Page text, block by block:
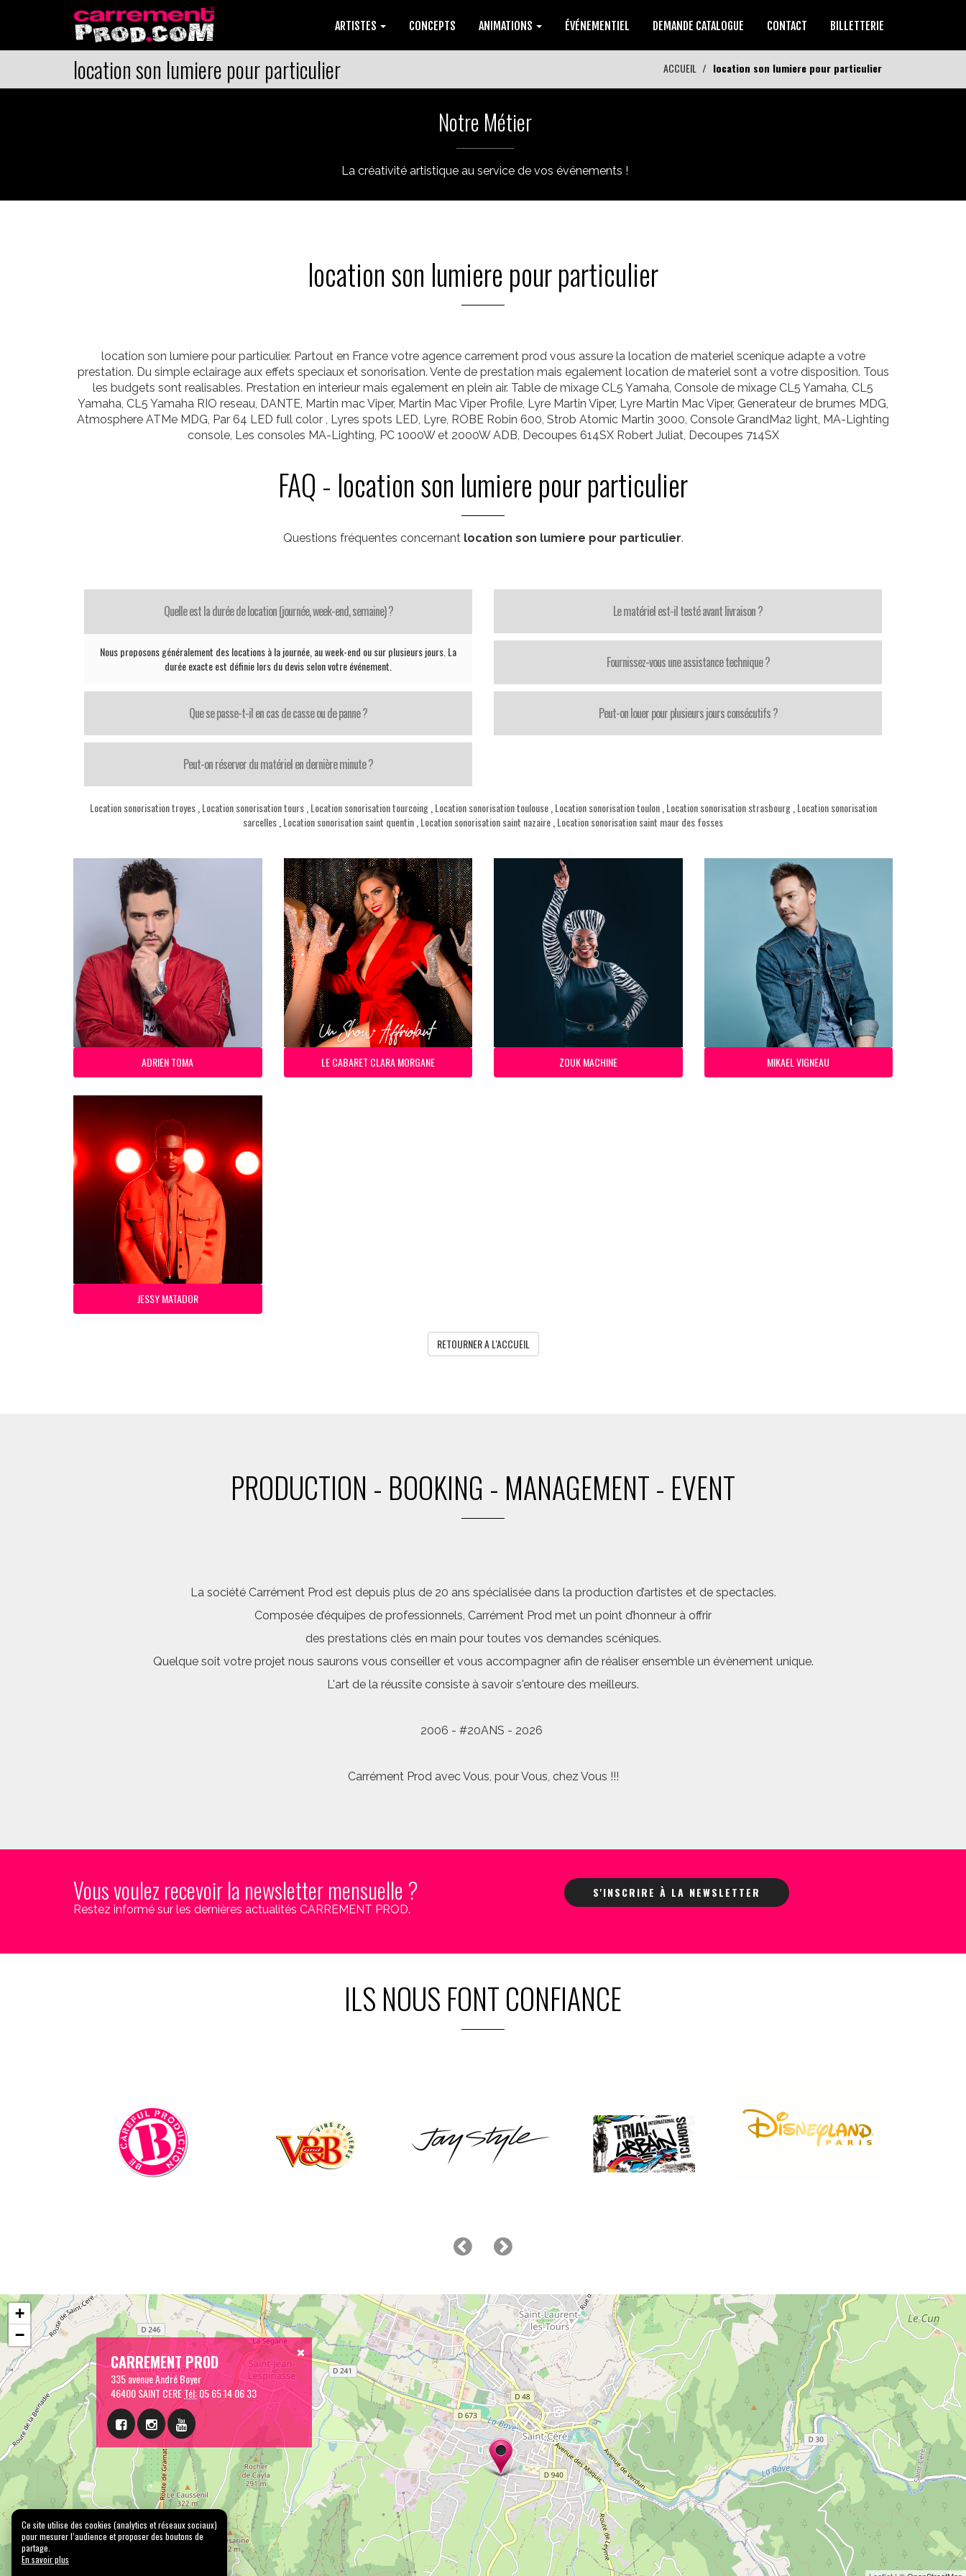
ARTISTES CONCEPTS ANIMATIONS ÉVÉNEMENTIEL DEMANDE CATALOGUE CONTACT BILLETTERIE
location son lumiere pour particulier ACCUEIL location son lumiere pour particulier
Notre Métier
La créativité artistique au service de vos événements !
location son lumiere pour particulier
location son lumiere pour particulier. Partout en France votre agence carrement prod vous assure la location de materiel scenique adapte a votre
prestation. Du simple eclairage aux effets speciaux et sonorisation. Vente de prestation mais egalement location de materiel sont a votre disposition. Tous
les budgets sont realisables. Prestation en interieur mais egalement en plein air. Table de mixage CL5 Yamaha, Console de mixage CL5 Yamaha, CL5
Yamaha, CL5 Yamaha RIO reseau, DANTE, Martin mac Viper, Martin Mac Viper Profile, Lyre Martin Viper, Lyre Martin Mac Viper, Generateur de brumes MDG,
Atmosphere ATMe MDG, Par 64 LED full color , Lyres spots LED, Lyre, ROBE Robin 600, Strob Atomic Martin 3000, Console GrandMa2 light, MA-Lighting
console, Les consoles MA-Lighting, PC 1000W et 2000W ADB, Decoupes 614SX Robert Juliat, Decoupes 714SX
FAQ - location son lumiere pour particulier
Questions fréquentes concernant location son lumiere pour particulier.
Quelle est la durée de location (journée, week-end, semaine) ?
Nous proposons généralement des locations à la journée, au week-end ou sur plusieurs jours. La
durée exacte est définie lors du devis selon votre événement.
Que se passe-t-il en cas de casse ou de panne ?
Peut-on réserver du matériel en dernière minute ?
Le matériel est-il testé avant livraison ?
Fournissez-vous une assistance technique ?
Peut-on louer pour plusieurs jours consécutifs ?
Location sonorisation troyes, Location sonorisation tours, Location sonorisation tourcoing, Location sonorisation toulouse, Location sonorisation toulon, Location sonorisation strasbourg, Location sonorisation
sarcelles Location sonorisation saint quentin Location sonorisation saint nazaire Location sonorisation saint maur des fosses
ADRIEN TOMA LE CABARET CLARA MORGANE ZOUK MACHINE MIKAEL VIGNEAU
JESSY MATADOR
RETOURNER A L'ACCUEIL
PRODUCTION - BOOKING - MANAGEMENT - EVENT
La société Carrément Prod est depuis plus de 20 ans spécialisée dans la production d’artistes et de spectacles.
Composée d’équipes de professionnels, Carrément Prod met un point d’honneur à offrir
des prestations clés en main pour toutes vos demandes scéniques.
Quelque soit votre projet nous saurons vous conseiller et vous accompagner afin de réaliser ensemble un évènement unique.
L'art de la réussite consiste à savoir s'entoure des meilleurs.
2006 - #20ANS - 2026
Carrément Prod avec Vous, pour Vous, chez Vous !!!
Vous voulez recevoir la newsletter mensuelle ?
Restez informé sur les dernières actualités CARREMENT PROD.
S'INSCRIRE À LA NEWSLETTER
ILS NOUS FONT CONFIANCE
CARREMENT PROD
335 avenue André Boyer
46400 SAINT CERETél:05 65 14 06 33
+
−
Ce site utilise des cookies (analytics et réseaux sociaux)
pour mesurer l’audience et proposer des boutons de
partage.
En savoir plus